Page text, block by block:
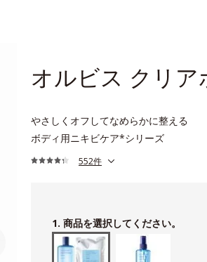
オルビス クリ
やさしくオフしてなめらかに整える
ボディ用ニキビケア*シリーズ
552件
1. 商品を選択してください。